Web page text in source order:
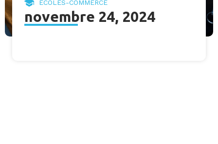
ECOLES-COMMERCE
novembre 24, 2024